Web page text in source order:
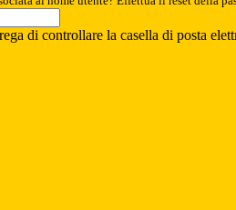
di controllare la casella di posta